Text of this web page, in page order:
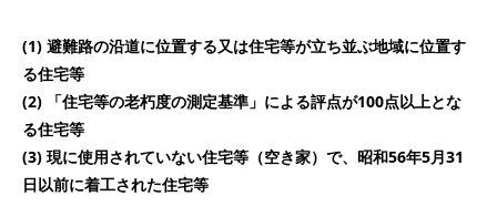
(1) 避難路の沿道に位置する又は住宅等が立ち並ぶ地域に位置す
る住宅等
(2) 「住宅等の老朽度の測定基準」による評点が100点以上とな
る住宅等
(3) 現に使用されていない住宅等（空き家）で、昭和56年5月31
日以前に着工された住宅等